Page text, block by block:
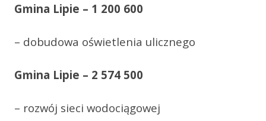
Gmina Lipie – 1 200 600
– dobudowa oświetlenia ulicznego
Gmina Lipie – 2 574 500
– rozwój sieci wodociągowej